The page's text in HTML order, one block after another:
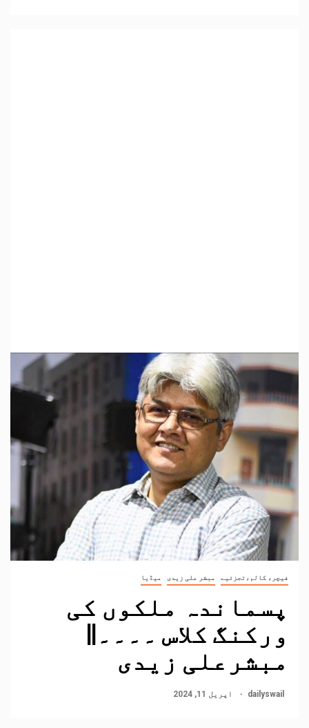
فیچر، کالم،تجزئیے مبشر علی زیدی میڈیا
پسماندہ ملکوں کی
ورکنگ کلاس ۔۔۔۔||
مبشرعلی زیدی
dailyswail اپریل 11, 2024